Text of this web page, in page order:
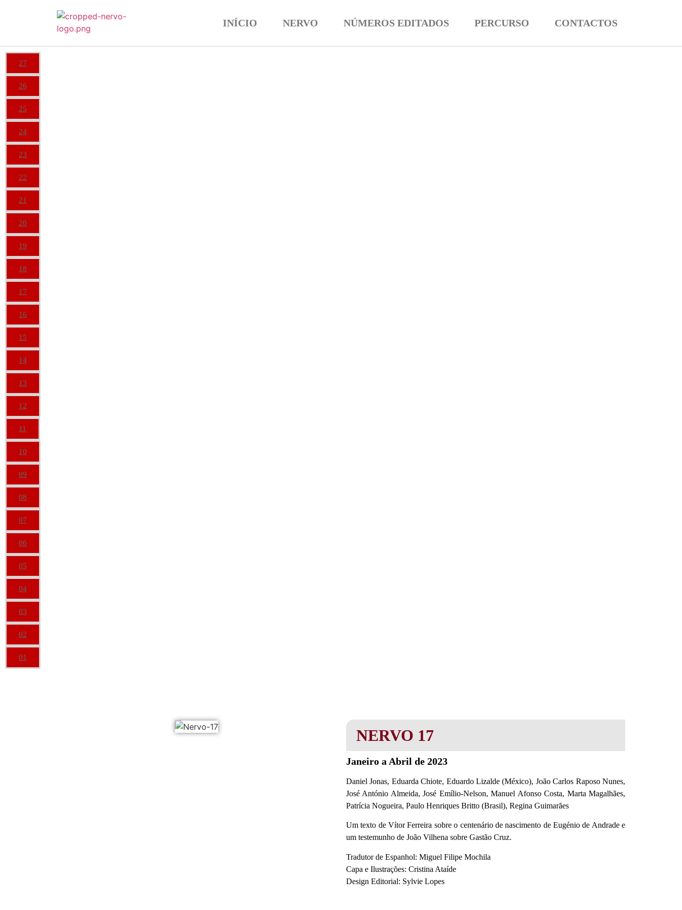
INÍCIO NERVO NÚMEROS EDITADOS PERCURSO CONTACTOS
27
26
25
24
23
22
21
20
19
18
17
16
15
14
13
12
11
10
09
08
07
06
05
04
03
02
01
NERVO 17
Janeiro a Abril de 2023
Daniel Jonas, Eduarda Chiote, Eduardo Lizalde (México), João Carlos Raposo Nunes,
José António Almeida, José Emílio-Nelson, Manuel Afonso Costa, Marta Magalhães,
Patrícia Nogueira, Paulo Henriques Britto (Brasil), Regina Guimarães
Um texto de Vítor Ferreira sobre o centenário de nascimento de Eugénio de Andrade e
um testemunho de João Vilhena sobre Gastão Cruz.
Tradutor de Espanhol: Miguel Filipe Mochila
Capa e Ilustrações: Cristina Ataíde
Design Editorial: Sylvie Lopes